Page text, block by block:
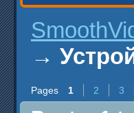
→
Pages 1 2 3